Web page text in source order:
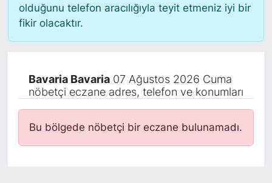
olduğunu telefon aracılığıyla teyit etmeniz iyi bir
fikir olacaktır.
Bavaria Bavaria07 Ağustos 2026 Cuma
nöbetçi eczane adres, telefon ve konumları
Bu bölgede nöbetçi bir eczane bulunamadı.